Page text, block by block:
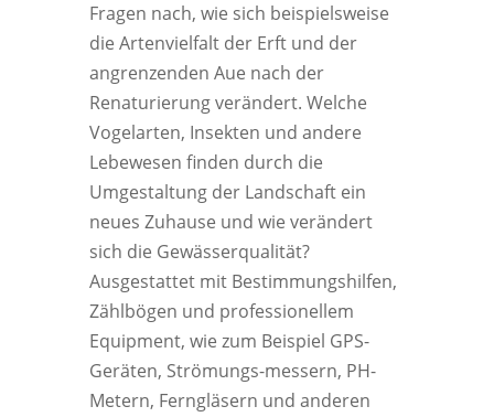
Fragen nach, wie sich beispielsweise
die Artenvielfalt der Erft und der
angrenzenden Aue nach der
Renaturierung verändert. Welche
Vogelarten, Insekten und andere
Lebewesen finden durch die
Umgestaltung der Landschaft ein
neues Zuhause und wie verändert
sich die Gewässerqualität?
Ausgestattet mit Bestimmungshilfen,
Zählbögen und professionellem
Equipment, wie zum Beispiel GPS-
Geräten, Strömungs-messern, PH-
Metern, Ferngläsern und anderen